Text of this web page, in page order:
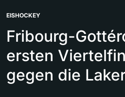
EISHOCKEY
Fribourg-
ersten
gegen die